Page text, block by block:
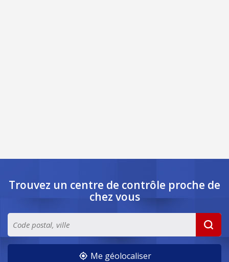
Trouvez un centre de contrôle proche de
chez vous
Me géolocaliser